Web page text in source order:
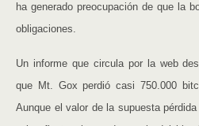
ha generado preocupación de que la
obligaciones.
Un informe que circula por la web
que Mt. Gox perdió casi 750.000
Aunque el valor de la supuesta